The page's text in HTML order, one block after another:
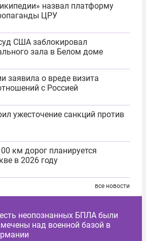
назвал платформу
ЦРУ
США заблокировал
зала в Белом доме
заявила о вреде визита
с Россией
ужесточение санкций против
км дорог планируется
в 2026 году
все новости
неопознанных БПЛА были
над военной базой в